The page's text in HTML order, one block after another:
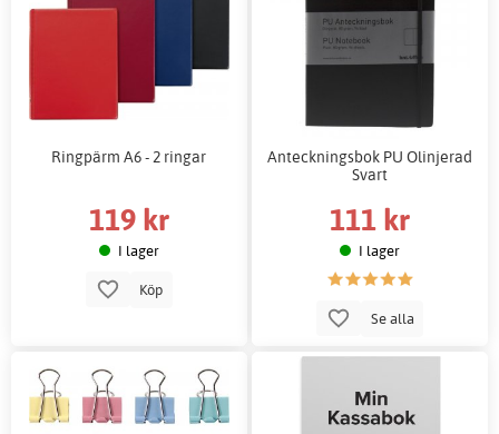
Ringpärm A6 - 2 ringar
119 kr
I lager
Köp
Anteckningsbok PU Olinjerad
Svart
111 kr
I lager
Se alla